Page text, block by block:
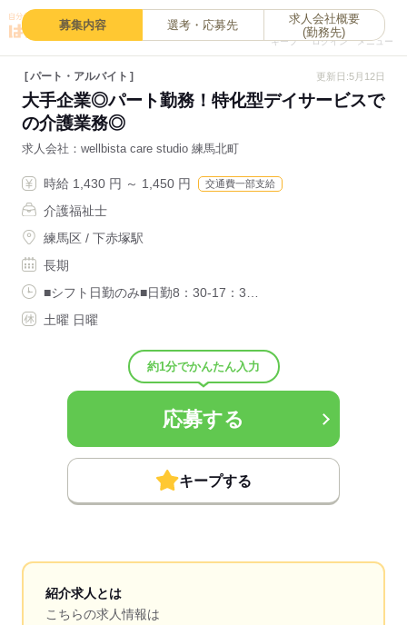
キープ
0
ログイン メニュー
募集内容 選考・応募先
求人会社概要
(勤務先)
パート・アルバイト 更新日:5月12日
大手企業◎パート勤務！特化型デイサービスで
の介護業務◎
求人会社 wellbista care studio 練馬北町
時給 1,430 円 ～ 1,450 円 交通費一部支給
介護福祉士
練馬区 / 下赤塚駅
長期
■シフト日勤のみ■日勤8：30-17：3…
土曜 日曜
約1分でかんたん入力
応募する
キープする
紹介求人とは
こちらの求人情報は